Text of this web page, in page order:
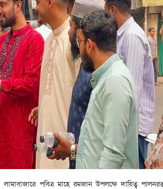
পবিত্র মাহে রমজান উপলক্ষে দায়িত্ব